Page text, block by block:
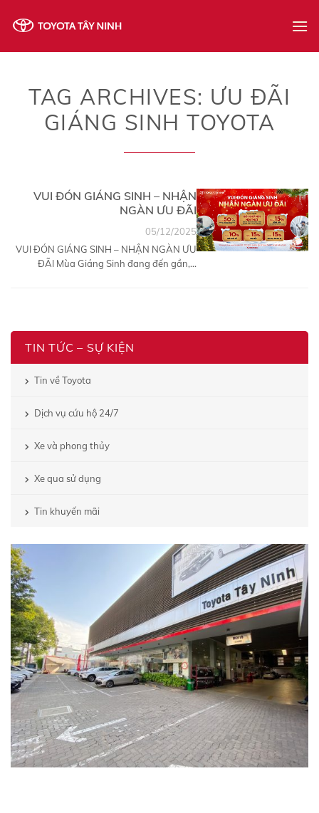
TAG ARCHIVES: ƯU ĐÃI
GIÁNG SINH TOYOTA
TIN TỨC – SỰ KIỆN
Tin về Toyota
Dịch vụ cứu hộ 24/7
Xe và phong thủy
Xe qua sử dụng
Tin khuyến mãi
VUI ĐÓN GIÁNG SINH – NHẬN
NGÀN ƯU ĐÃI
VUI ĐÓN GIÁNG SINH – NHẬN NGÀN ƯU
ĐÃI Mùa Giáng Sinh đang đến gần,...
05/12/2025